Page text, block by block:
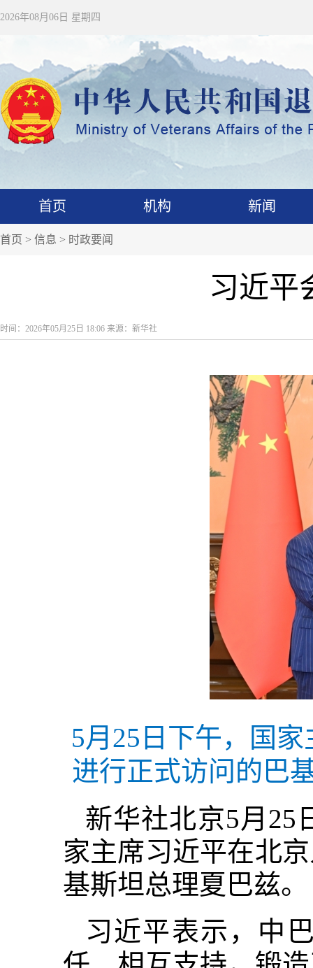
2026年08月06日 星期四
首页 机构 新闻
首页 > 信息 > 时政要闻
习近平
时间：2026年05月25日 18:06 来源：新华社
5月25日下午，国
进行正式访问的巴
新华社北京5月25
家主席习近平在北
基斯坦总理夏巴兹。
习近平表示，中